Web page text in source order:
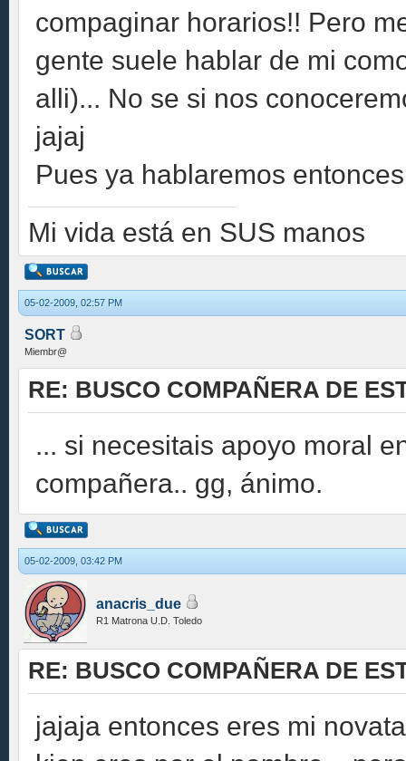
compaginar horarios!! Pero
gente suele hablar de mi
alli)... No se si nos
jajaj
Pues ya hablaremos
Mi vida está en SUS manos
05-02-2009, 02:57 PM
SORT
Miembr@
RE: BUSCO COMPAÑERA DE
... si necesitais apoyo moral
compañera.. gg, ánimo.
05-02-2009, 03:42 PM
anacris_due
R1 Matrona U.D. Toledo
RE: BUSCO COMPAÑERA DE
jajaja entonces eres mi